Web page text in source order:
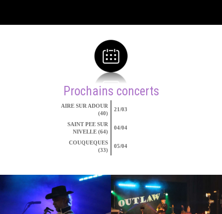
Prochains concerts
AIRE SUR ADOUR
(40)
21/03
SAINT PEE SUR
NIVELLE (64)
04/04
COUQUEQUES
(33)
05/04